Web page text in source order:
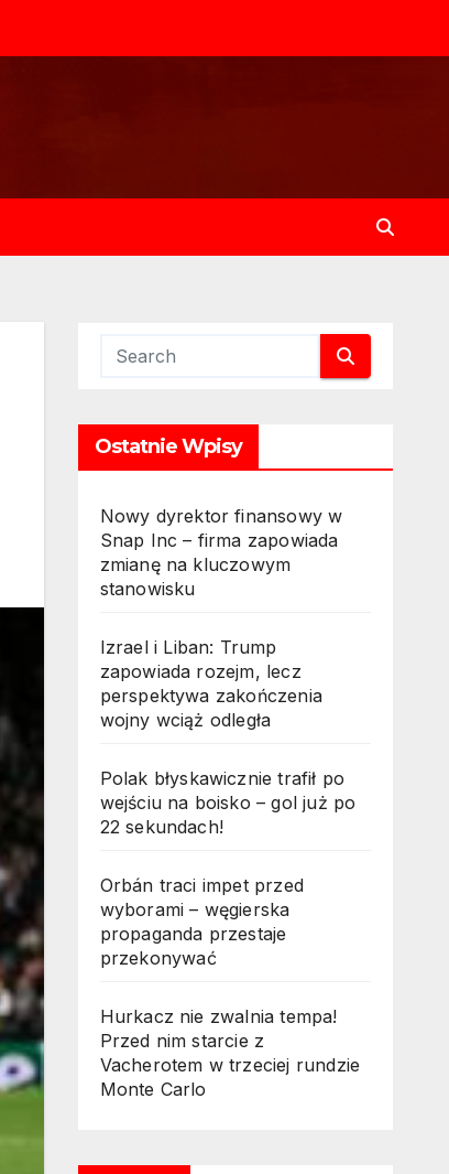
Ostatnie Wpisy
Nowy dyrektor finansowy w
Snap Inc – firma zapowiada
zmianę na kluczowym
stanowisku
Izrael i Liban: Trump
zapowiada rozejm, lecz
perspektywa zakończenia
wojny wciąż odległa
Polak błyskawicznie trafił po
wejściu na boisko – gol już po
22 sekundach!
Orbán traci impet przed
wyborami – węgierska
propaganda przestaje
przekonywać
Hurkacz nie zwalnia tempa!
Przed nim starcie z
Vacherotem w trzeciej rundzie
Monte Carlo